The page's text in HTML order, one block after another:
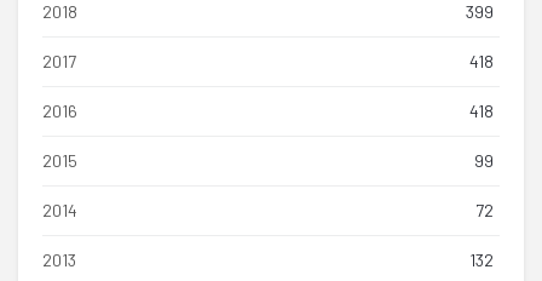
2018 399
2017 418
2016 418
2015 99
2014 72
2013 132